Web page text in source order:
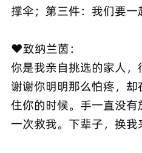
撑伞；第三件：我们要一
❤️致纳兰茵：
你是我亲自挑选的家人，
谢谢你明明那么怕疼，
住你的时候。手一直没
一次救我。下辈子，换我